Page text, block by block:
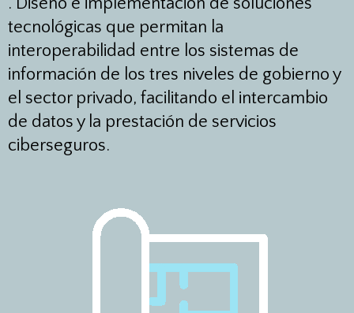
tecnológicas que permitan la
interoperabilidad entre los sistemas de
información de los tres niveles de gobierno y
el sector privado, facilitando el intercambio
de datos y la prestación de servicios
ciberseguros.